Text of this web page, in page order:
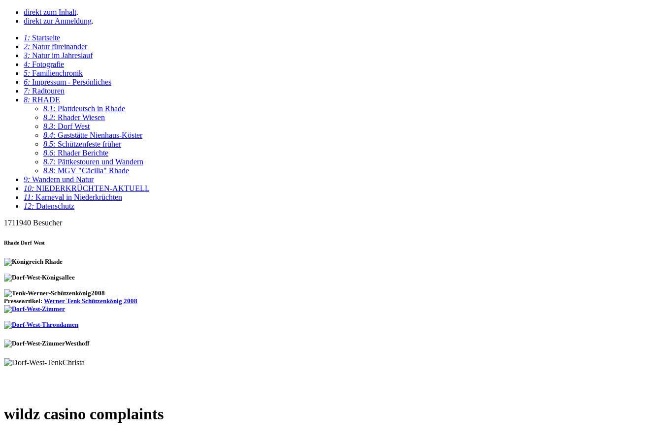
direkt zum Inhalt.
direkt zur Anmeldung.
1: Startseite
2: Natur füreinander
3: Natur im Jahreslauf
4: Fotografie
5: Familienchronik
6: Impressum - Persönliches
7: Radtouren
8: RHADE
8.1: Plattdeutsch in Rhade
8.2: Rhader Wiesen
8.3: Dorf West
8.4: Gaststätte Nienhaus-Köster
8.5: Schützenfeste früher
8.6: Rhader Berichte
8.7: Pättkestouren und Wandern
8.8: MGV "Cäcilia" Rhade
9: Wandern und Natur
10: NIEDERKRÜCHTEN-AKTUELL
11: Karneval in Niederkrüchten
12: Datenschutz
1711940 Besucher
Rhade Dorf West
Presseartikel: Werner Tenk Schützenkönig 2008
wildz casino complaints